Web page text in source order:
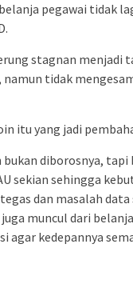
pegawai tidak
stagnan menjadi
tidak
itu yang jadi
diborosnya, tapi
sekian sehingga
dan masalah
muncul dari
kedepannya